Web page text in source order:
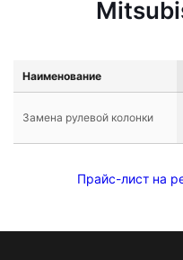
Наименование
Замена рулевой колонки
Прайс-лист на